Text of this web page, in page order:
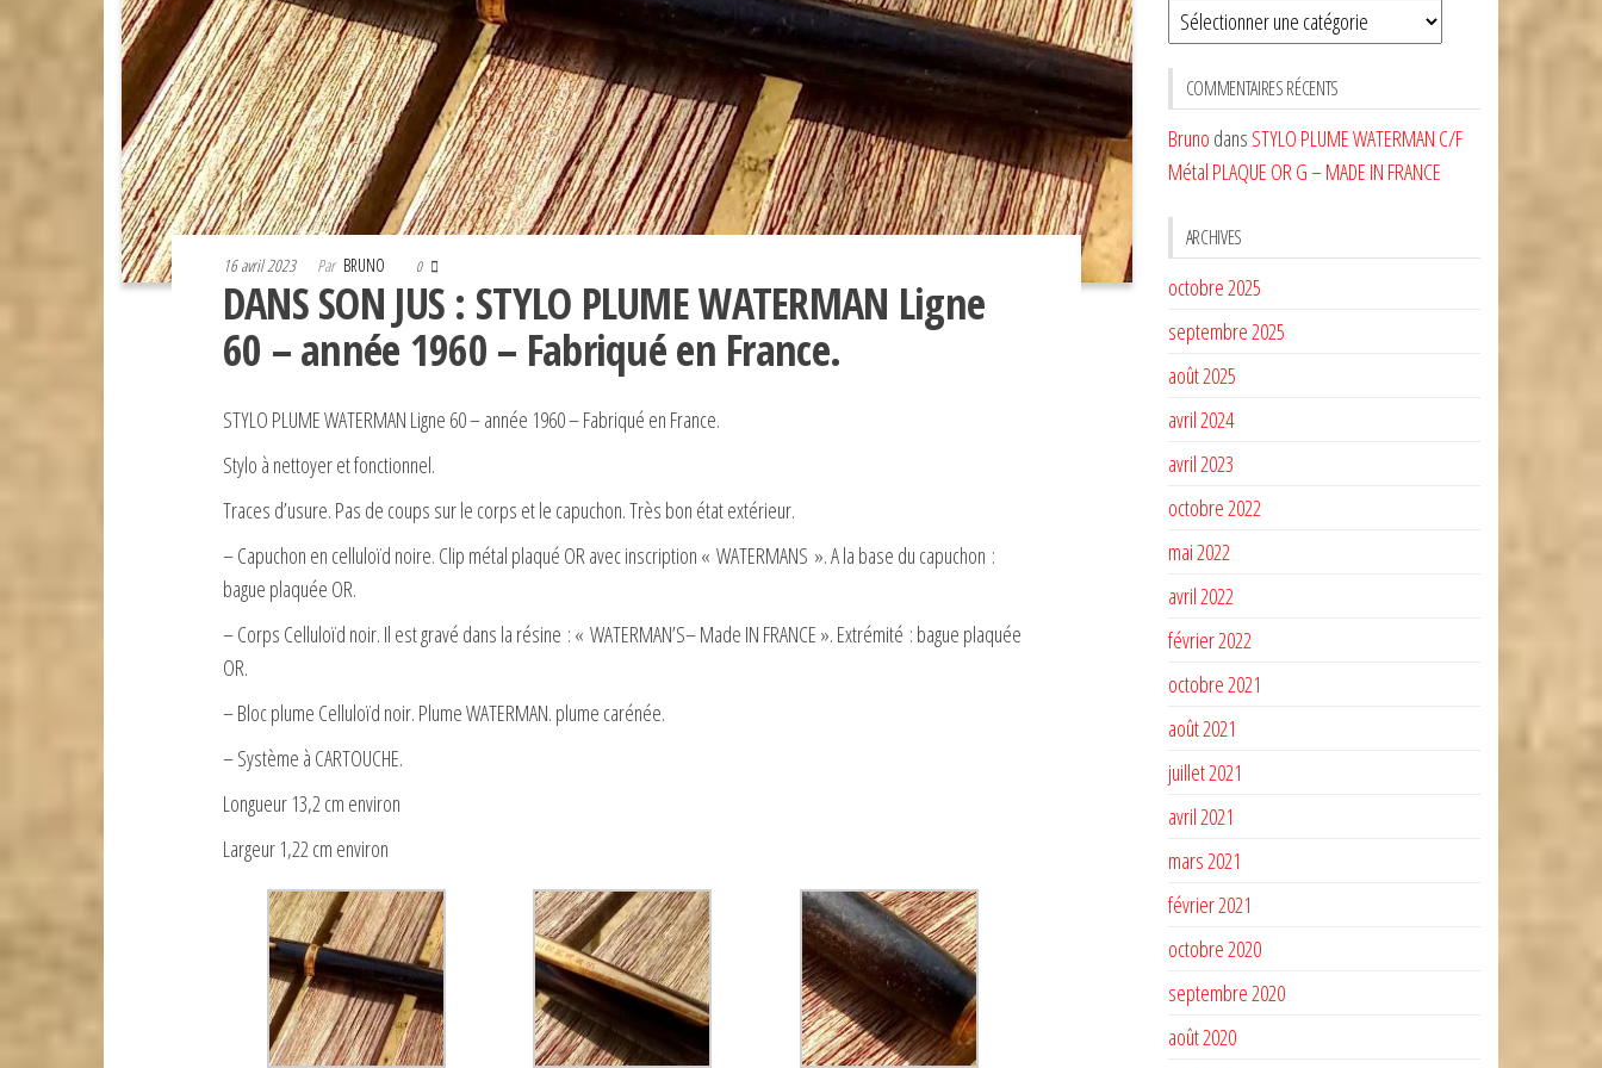
16 avril 2023 Par BRUNO 0
DANS SON JUS : STYLO PLUME WATERMAN Ligne
60 – année 1960 – Fabriqué en France.
STYLO PLUME WATERMAN Ligne 60 – année 1960 – Fabriqué en France.
Stylo à nettoyer et fonctionnel.
Traces d’usure. Pas de coups sur le corps et le capuchon. Très bon état extérieur.
– Capuchon en celluloïd noire. Clip métal plaqué OR avec inscription « WATERMANS ». A la base du capuchon :
bague plaquée OR.
– Corps Celluloïd noir. Il est gravé dans la résine : « WATERMAN’S– Made IN FRANCE ». Extrémité : bague plaquée
OR.
– Bloc plume Celluloïd noir. Plume WATERMAN. plume carénée.
– Système à CARTOUCHE.
Longueur 13,2 cm environ
Largeur 1,22 cm environ
Sélectionnez
une
CATÉGORIE
COMMENTAIRES RÉCENTS
Bruno dans STYLO PLUME WATERMAN C/F
Métal PLAQUE OR G – MADE IN FRANCE
ARCHIVES
octobre 2025
septembre 2025
août 2025
avril 2024
avril 2023
octobre 2022
mai 2022
avril 2022
février 2022
octobre 2021
août 2021
juillet 2021
avril 2021
mars 2021
février 2021
octobre 2020
septembre 2020
août 2020